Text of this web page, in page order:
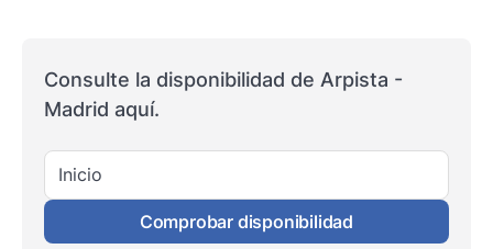
Consulte la disponibilidad de Arpista -
Madrid aquí.
Inicio
Comprobar disponibilidad